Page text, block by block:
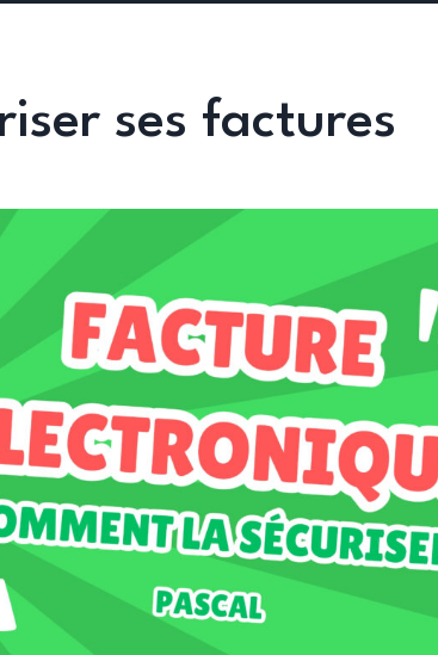
ses factures